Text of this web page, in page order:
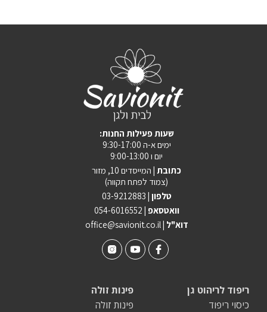
:שעות פעילות החנות
ימים א-ה 9:30-17:00
יום ו 9:00-13:00
כתובת | המייסדים 10, מזור
(צמוד לפתח תקווה)
טלפון | 03-9212883
וואטסאפ | 054-6016552
office@savionit.co.il | דוא"ל
פינות זולה
פינות זולה
ריפוד לריהוט גן
כיסוי ריפוד